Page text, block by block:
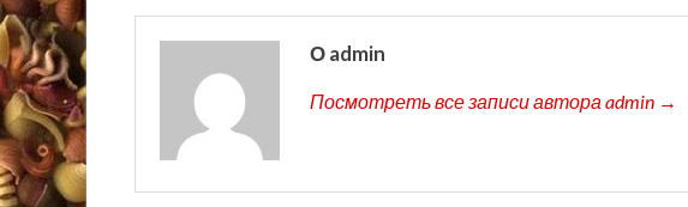
О admin
Посмотреть все записи автора admin →